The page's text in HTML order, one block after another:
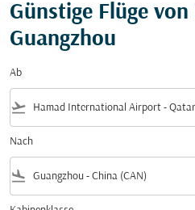
Günstige Flüge
Guangzhou
Ab
flight_takeoff
Nach
flight_land